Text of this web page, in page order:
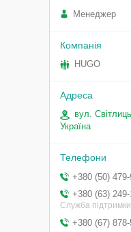
Менеджер
HUGO
вул.
Україна
+380 (50)
+380 (63)
Служба підтримки
+380 (67)